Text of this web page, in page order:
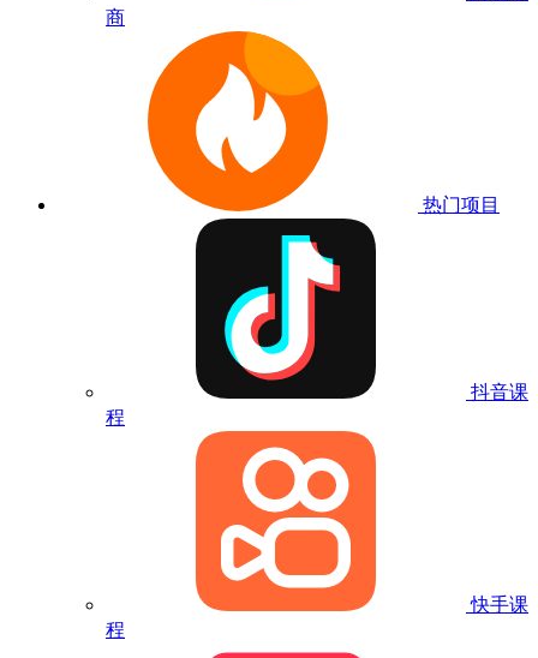
商
热门项目
抖音课
程
快手课
程